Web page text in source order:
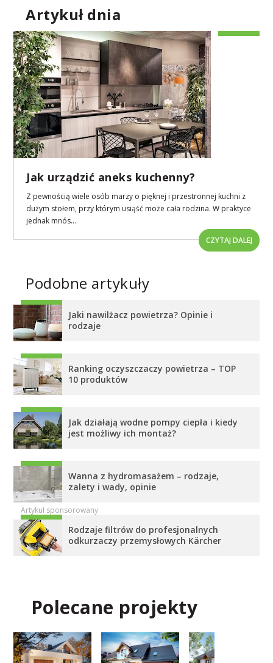
Artykuł dnia
Jak urządzić aneks kuchenny?
Z pewnością wiele osób marzy o pięknej i przestronnej kuchni z
dużym stołem, przy którym usiąść może cała rodzina. W praktyce
jednak mnós...
CZYTAJ DALEJ
Podobne artykuły
Jaki nawilżacz powietrza? Opinie i
rodzaje
Ranking oczyszczaczy powietrza – TOP
10 produktów
Jak działają wodne pompy ciepła i kiedy
jest możliwy ich montaż?
Wanna z hydromasażem – rodzaje,
zalety i wady, opinie
Rodzaje filtrów do profesjonalnych
odkurzaczy przemysłowych Kärcher
Polecane projekty